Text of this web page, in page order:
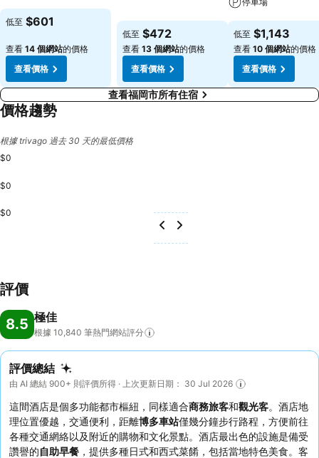
查看價格
低至 $601
查看 14 個網站的價格
查看價格
低至 $472
查看 13 個網站的價格
查看價格
查看價格
低至 $1,143
查看 10 個網站的價格
查看價格
查看福岡市所有住宿
價格趨勢
根據 trivago 過去 30 天的最低價格
$0
$0
$0
評價
8.5 極佳
根據 10,840 筆熱門網站評分
評價總結
由 AI 總結 900+ 則評價所得 · 上次更新日期： 30 Jul 2026
這間酒店是個多功能都市樞紐，同樣適合商務旅客和觀光客。酒店地
理位置優越，交通便利，距離博多車站僅幾分鐘步行路程，方便前往
各種交通網絡以及附近的購物和文化景點。酒店最出色的設施是備受
讚譽的自助早餐 ，提供多種日式和西式菜餚，包括當地特色美食。客